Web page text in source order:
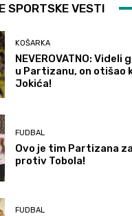
SPORTSKE VESTI
KOŠARKA
NEVEROVATNO: Videli
u Partizanu, on otišao
Jokića!
FUDBAL
Ovo je tim Partizana
protiv Tobola!
FUDBAL